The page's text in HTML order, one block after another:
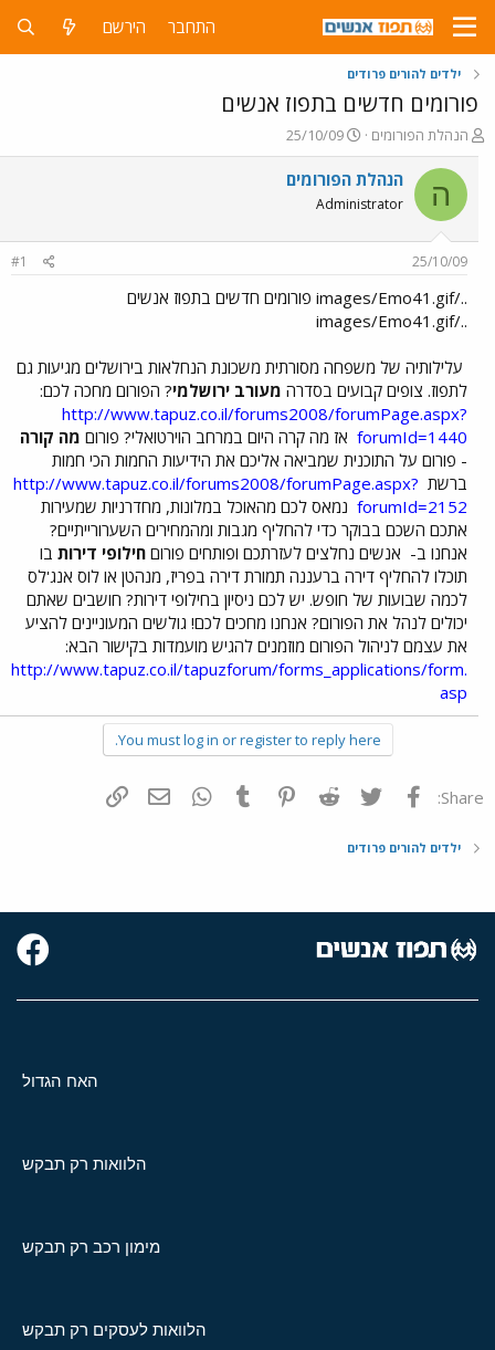
התחבר הירשם
ילדים להורים פרודים
פורומים חדשים בתפוז אנשים
פ
ו
ת
ח
ה
ו
ש
הנהלת הפורומים
פ
ו
ר
ם
ר
י
ך
25/10/09
ה הנהלת הפורומים
Administrator
25/10/09
#1
../images/Emo41.gif פורומים חדשים בתפוז אנשים
../images/Emo41.gif
עלילותיה של משפחה מסורתית משכונת הנחלאות בירושלים מגיעות גם
לתפוז. צופים קבועים בסדרה מעורב ירושלמי? הפורום מחכה לכם:
http://www.tapuz.co.il/forums2008/forumPage.aspx?
forumId=1440 אז מה קרה היום במרחב הוירטואלי? פורום מה קורה
- פורום על התוכנית שמביאה אליכם את הידיעות החמות הכי חמות
ברשת http://www.tapuz.co.il/forums2008/forumPage.aspx?
forumId=2152 נמאס לכם מהאוכל במלונות, מחדרניות שמעירות
אתכם השכם בבוקר כדי להחליף מגבות ומהמחירים השערורייתיים?
אנחנו ב- אנשים נחלצים לעזרתכם ופותחים פורום חילופי דירות בו
תוכלו להחליף דירה ברעננה תמורת דירה בפריז, מנהטן או לוס אנג'לס
לכמה שבועות של חופש. יש לכם ניסיון בחילופי דירות? חושבים שאתם
יכולים לנהל את הפורום? אנחנו מחכים לכם! גולשים המעוניינים להציע
את עצמם לניהול הפורום מוזמנים להגיש מועמדות בקישור הבא:
http://www.tapuz.co.il/tapuzforum/forms_applications/form.
asp
You must log in or register to reply here.
Share: פייסבוק Twitter
Reddit
Pinterest
Tumblr
WhatsAppדואר אלקטרוני
ילדים להורים פרודים
האח הגדול
הלוואות רק תבקש
מימון רכב רק תבקש
הלוואות לעסקים רק תבקש